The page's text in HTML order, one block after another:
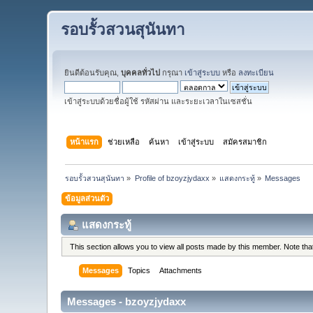
รอบรั้วสวนสุนันทา
ยินดีต้อนรับคุณ,บุคคลทั่วไป กรุณา เข้าสู่ระบบ หรือ ลงทะเบียน
เข้าสู่ระบบด้วยชื่อผู้ใช้ รหัสผ่าน และระยะเวลาในเซสชั่น
หน้าแรก ช่วยเหลือ ค้นหา เข้าสู่ระบบ สมัครสมาชิก
รอบรั้วสวนสุนันทา » Profile of bzoyzjydaxx » แสดงกระทู้ » Messages
ข้อมูลส่วนตัว
แสดงกระทู้
This section allows you to view all posts made by this member. Note
Messages Topics Attachments
Messages - bzoyzjydaxx